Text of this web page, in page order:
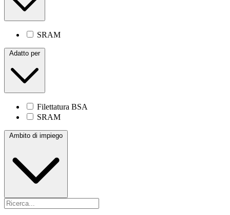
SRAM
Adatto per
Filettatura BSA
SRAM
Ambito di impiego